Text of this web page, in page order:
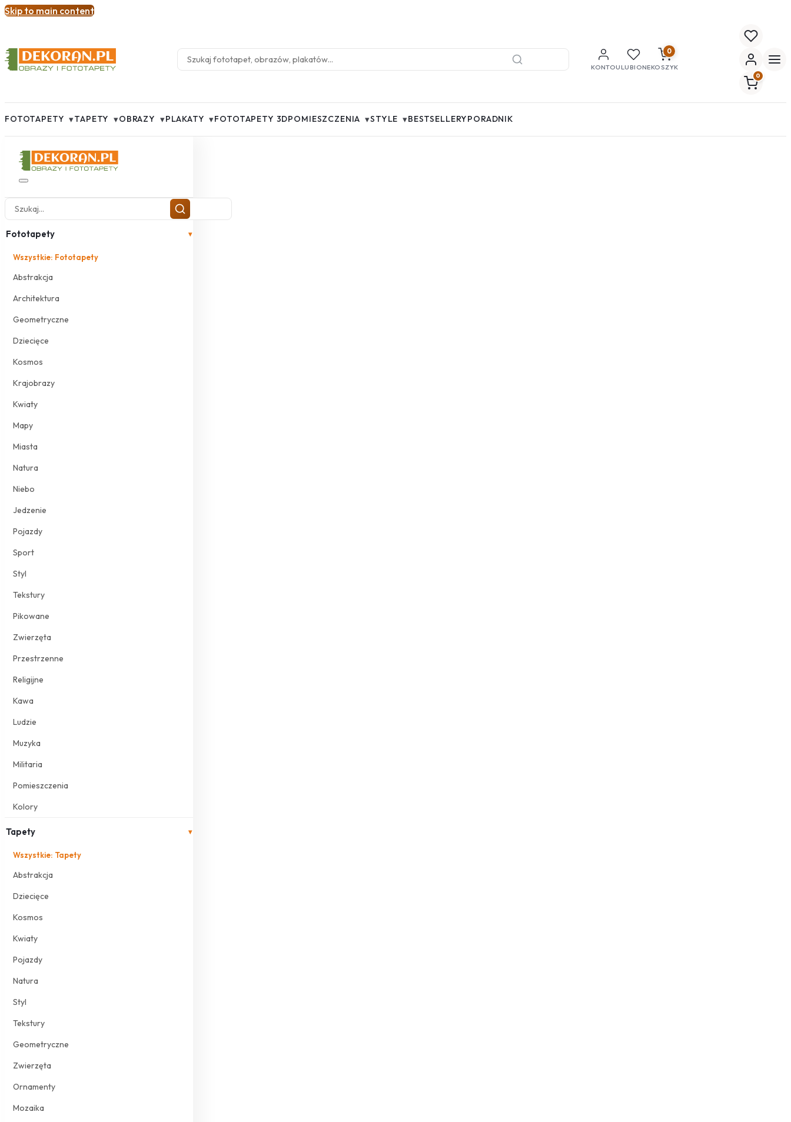
Skip to main content
KONTOULUBIONE
0
KOSZYK
0
FOTOTAPETY ▾TAPETY ▾OBRAZY ▾PLAKATY ▾FOTOTAPETY 3DPOMIESZCZENIA ▾STYLE ▾BESTSELLERYPORADNIK
Fototapety ▾
Wszystkie: Fototapety
Abstrakcja
Architektura
Geometryczne
Dziecięce
Kosmos
Krajobrazy
Kwiaty
Mapy
Miasta
Natura
Niebo
Jedzenie
Pojazdy
Sport
Styl
Tekstury
Pikowane
Zwierzęta
Przestrzenne
Religijne
Kawa
Ludzie
Muzyka
Militaria
Pomieszczenia
Kolory
Tapety ▾
Wszystkie: Tapety
Abstrakcja
Dziecięce
Kosmos
Kwiaty
Pojazdy
Natura
Styl
Tekstury
Geometryczne
Zwierzęta
Ornamenty
Mozaika